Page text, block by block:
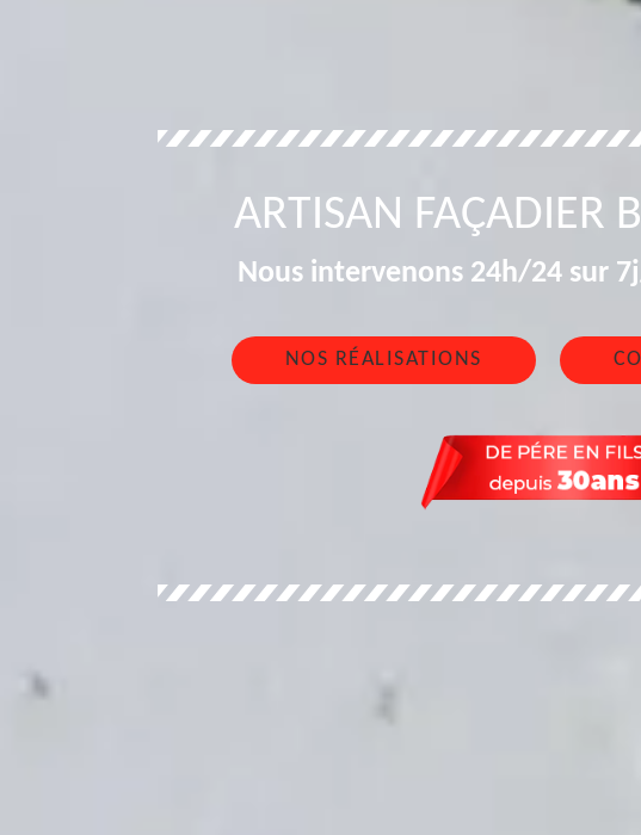
ARTISAN FAÇADIER
Nous intervenons 24h/24 sur
NOS RÉALISATIONS